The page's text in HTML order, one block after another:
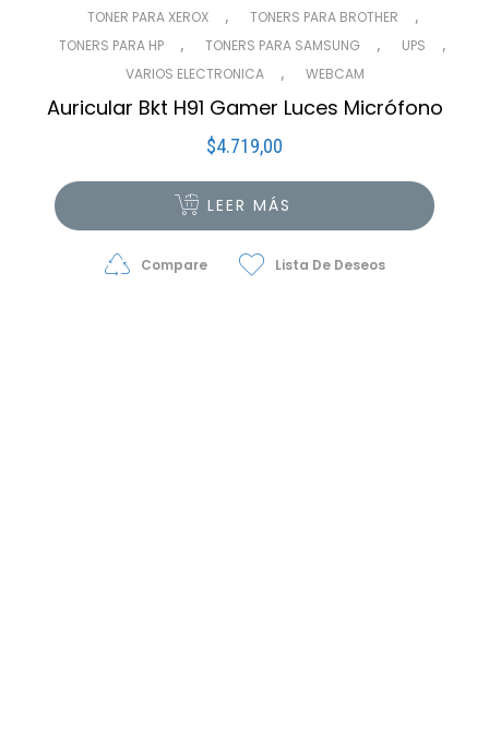
TONER PARA XEROX , TONERS PARA BROTHER ,
TONERS PARA HP , TONERS PARA SAMSUNG , UPS ,
VARIOS ELECTRONICA , WEBCAM
Auricular Bkt H91 Gamer Luces Micrófono
$4.719,00
LEER MÁS
Compare Lista De Deseos